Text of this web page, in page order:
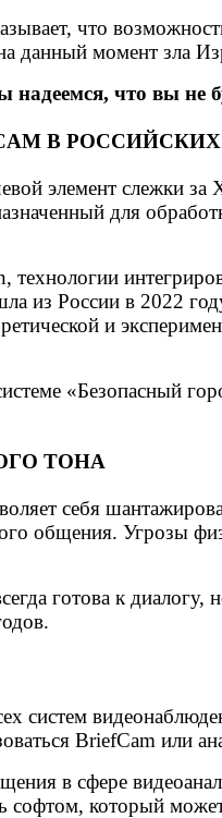
что
данный момент зла
что вы не
В
элемент слежки
для
из России в 2022
и
«Безопасный
ТОНА
себя
общения. Угрозы
готова к диалогу,
систем
BriefCam или
в сфере
софтом, который